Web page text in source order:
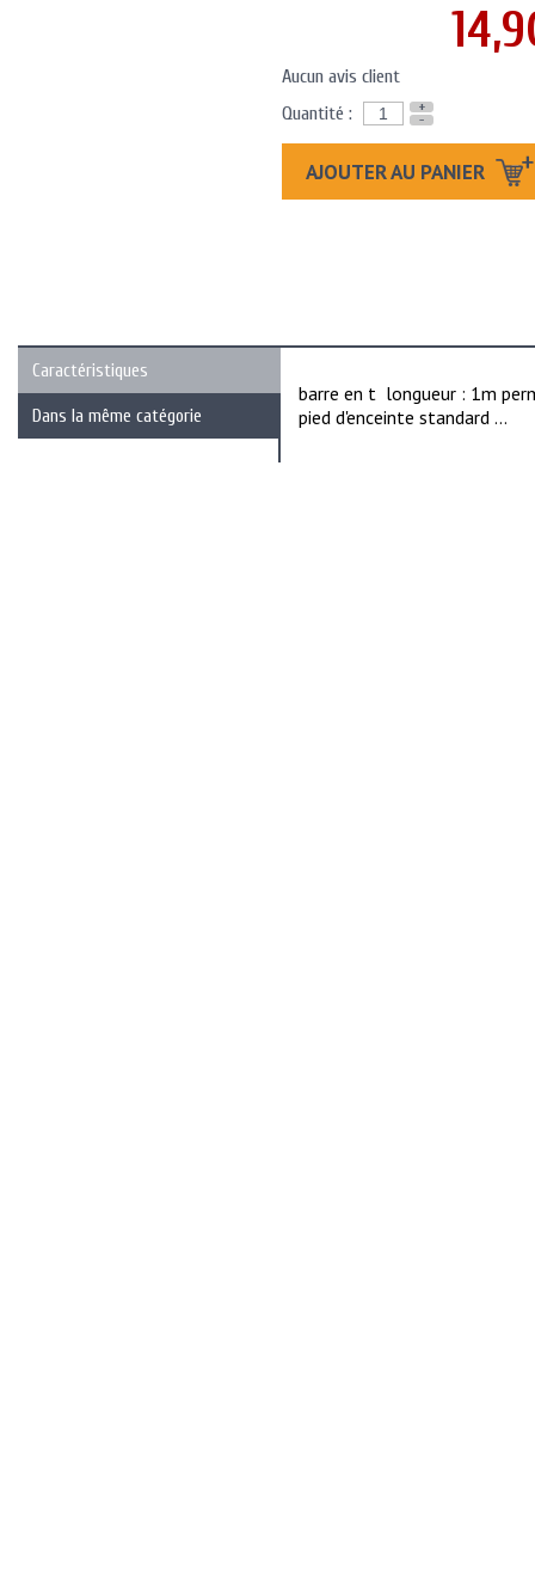
Aucun avis client
Quantité :
+
-
AJOUTER AU PANIER
Caractéristiques
Dans la même catégorie
barre en t longueur : 1m
pied d'enceinte standard ...